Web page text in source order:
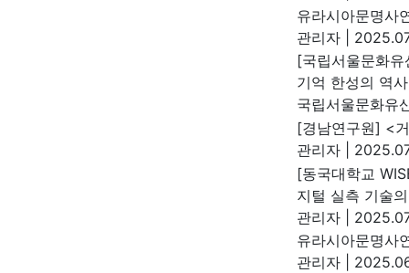
유라시아문명사
관리자
[국립서울문화
기억 한성의 역
국립서울문화유
[경남연구원] <
관리자
[동국대학교
지털 실측 기술
관리자
유라시아문명사
관리자